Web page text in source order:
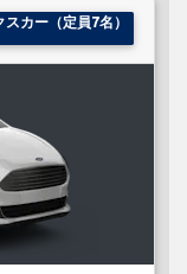
スカー（定員7名）